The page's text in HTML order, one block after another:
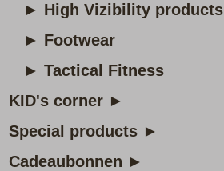
► High Vizibility products
► Footwear
► Tactical Fitness
KID's corner ►
Special products ►
Cadeaubonnen ►